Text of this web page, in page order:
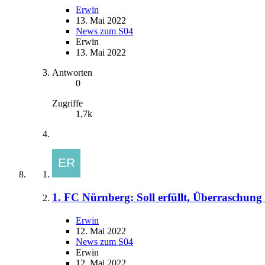
Erwin
13. Mai 2022
News zum S04
Erwin
13. Mai 2022
Antworten
0
Zugriffe
1,7k
1. FC Nürnberg: Soll erfüllt, Überraschung
Erwin
12. Mai 2022
News zum S04
Erwin
12. Mai 2022